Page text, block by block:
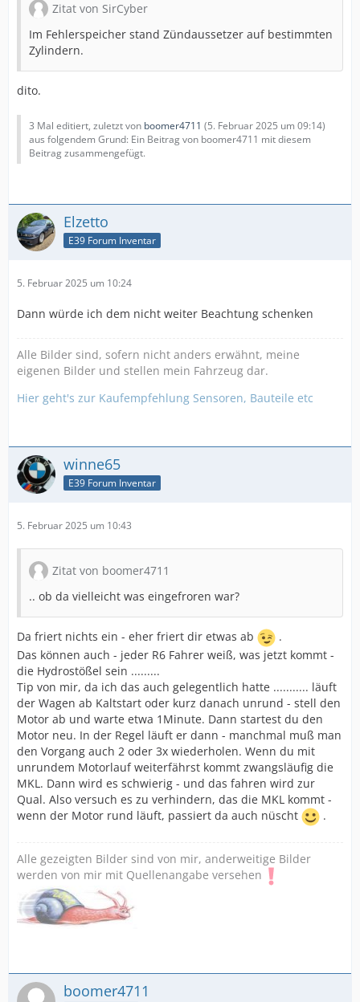
Zitat von SirCyber
Im Fehlerspeicher stand Zündaussetzer auf bestimmten
Zylindern.
dito.
3 Mal editiert, zuletzt von boomer4711 (5. Februar 2025 um 09:14)
aus folgendem Grund: Ein Beitrag von boomer4711 mit diesem
Beitrag zusammengefügt.
Elzetto
E39 Forum Inventar
5. Februar 2025 um 10:24
Dann würde ich dem nicht weiter Beachtung schenken
Alle Bilder sind, sofern nicht anders erwähnt, meine
eigenen Bilder und stellen mein Fahrzeug dar.
Hier geht's zur Kaufempfehlung Sensoren, Bauteile etc
winne65
E39 Forum Inventar
5. Februar 2025 um 10:43
Zitat von boomer4711
.. ob da vielleicht was eingefroren war?
Da friert nichts ein - eher friert dir etwas ab
.
Das können auch - jeder R6 Fahrer weiß, was jetzt kommt -
die Hydrostößel sein .........
Tip von mir, da ich das auch gelegentlich hatte ........... läuft
der Wagen ab Kaltstart oder kurz danach unrund - stell den
Motor ab und warte etwa 1Minute. Dann startest du den
Motor neu. In der Regel läuft er dann - manchmal muß man
den Vorgang auch 2 oder 3x wiederholen. Wenn du mit
unrundem Motorlauf weiterfährst kommt zwangsläufig die
MKL. Dann wird es schwierig - und das fahren wird zur
Qual. Also versuch es zu verhindern, das die MKL kommt -
wenn der Motor rund läuft, passiert da auch nüscht
.
Alle gezeigten Bilder sind von mir, anderweitige Bilder
werden von mir mit Quellenangabe versehen
boomer4711